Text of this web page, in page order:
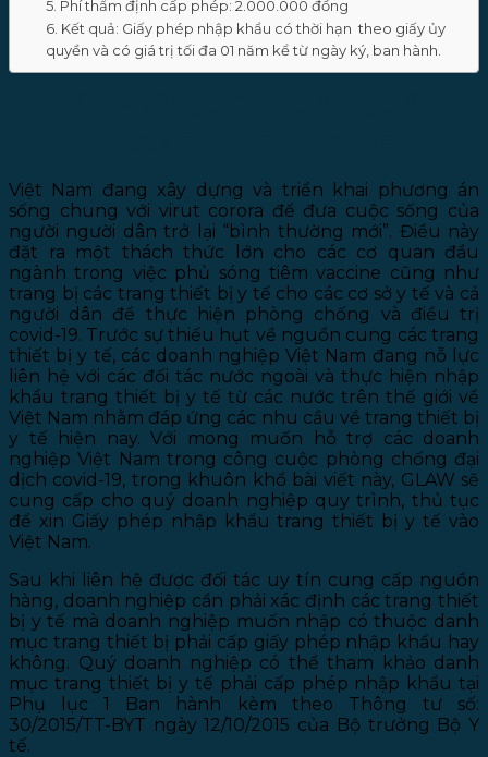
5. Phí thẩm định cấp phép: 2.000.000 đồng
6. Kết quả: Giấy phép nhập khẩu có thời hạn theo giấy ủy
quyền và có giá trị tối đa 01 năm kể từ ngày ký, ban hành.
Việt Nam đang xây dựng và triển khai phương án
sống chung với virut corora để đưa cuộc sống của
người người dân trở lại “bình thường mới”. Điều này
đặt ra một thách thức lớn cho các cơ quan đầu
ngành trong việc phủ sóng tiêm vaccine cũng như
trang bị các trang thiết bị y tế cho các cơ sở y tế và cả
người dân để thực hiện phòng chống và điều trị
covid-19. Trước sự thiếu hụt về nguồn cung các trang
thiết bị y tế, các doanh nghiệp Việt Nam đang nỗ lực
liên hệ với các đối tác nước ngoài và thực hiện nhập
khẩu trang thiết bị y tế từ các nước trên thế giới về
Việt Nam nhằm đáp ứng các nhu cầu về trang thiết bị
y tế hiện nay. Với mong muốn hỗ trợ các doanh
nghiệp Việt Nam trong công cuộc phòng chống đại
dịch covid-19, trong khuôn khổ bài viết này, GLAW sẽ
cung cấp cho quý doanh nghiệp quy trình, thủ tục
để xin Giấy phép nhập khẩu trang thiết bị y tế vào
Việt Nam.
Sau khi liên hệ được đối tác uy tín cung cấp nguồn
hàng, doanh nghiệp cần phải xác định các trang thiết
bị y tế mà doanh nghiệp muốn nhập có thuộc danh
mục trang thiết bị phải cấp giấy phép nhập khẩu hay
không. Quý doanh nghiệp có thể tham khảo danh
mục trang thiết bị y tế phải cấp phép nhập khẩu tại
Phụ lục 1 Ban hành kèm theo Thông tư số:
30/2015/TT-BYT ngày 12/10/2015 của Bộ trưởng Bộ Y
tế.